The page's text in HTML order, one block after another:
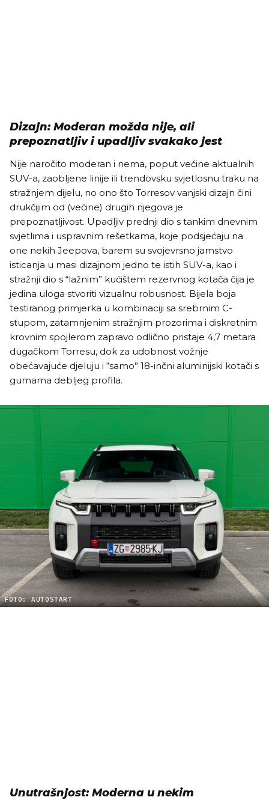
Dizajn: Moderan možda nije, ali
prepoznatljiv i upadljiv svakako jest
Nije naročito moderan i nema, poput većine aktualnih
SUV-a, zaobljene linije ili trendovsku svjetlosnu traku na
stražnjem dijelu, no ono što Torresov vanjski dizajn čini
drukčijim od (većine) drugih njegova je
prepoznatljivost. Upadljiv prednji dio s tankim dnevnim
svjetlima i uspravnim rešetkama, koje podsjećaju na
one nekih Jeepova, barem su svojevrsno jamstvo
isticanja u masi dizajnom jedno te istih SUV-a, kao i
stražnji dio s “lažnim” kućištem rezervnog kotača čija je
jedina uloga stvoriti vizualnu robusnost. Bijela boja
testiranog primjerka u kombinaciji sa srebrnim C-
stupom, zatamnjenim stražnjim prozorima i diskretnim
krovnim spojlerom zapravo odlično pristaje 4,7 metara
dugačkom Torresu, dok za udobnost vožnje
obećavajuće djeluju i “samo” 18-inčni aluminijski kotači s
gumama debljeg profila.
FOTO: AUTOSTART
Unutrašnjost: Moderna u nekim